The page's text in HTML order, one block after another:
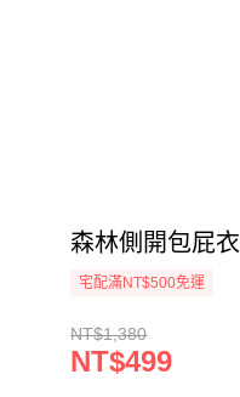
森林側開包屁衣
宅配滿NT$500免運
NT$1,380
NT$499